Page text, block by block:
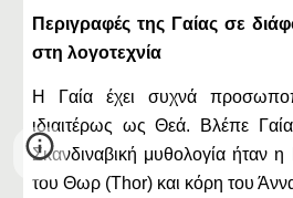
Περιγραφές της Γαίας σε
στη λογοτεχνία
Η Γαία έχει συχνά
ιδιαιτέρως ως Θεά. Βλέπε
Σκανδιναβική μυθολογία ήταν
του Θωρ (Thor) και κόρη του